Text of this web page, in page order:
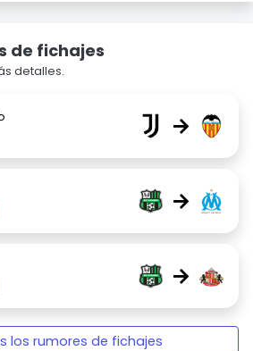
de fichajes
detalles.
→
→
→
los rumores de fichajes